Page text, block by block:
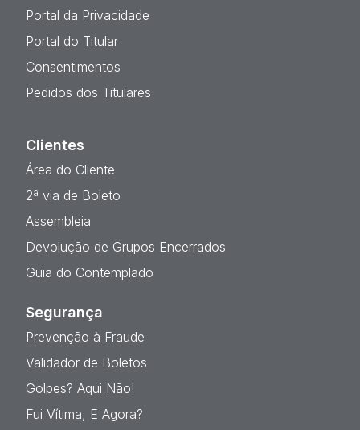
Portal da Privacidade
Portal do Titular
Consentimentos
Pedidos dos Titulares
Clientes
Área do Cliente
2ª via de Boleto
Assembleia
Devolução de Grupos Encerrados
Guia do Contemplado
Segurança
Prevenção à Fraude
Validador de Boletos
Golpes? Aqui Não!
Fui Vítima, E Agora?